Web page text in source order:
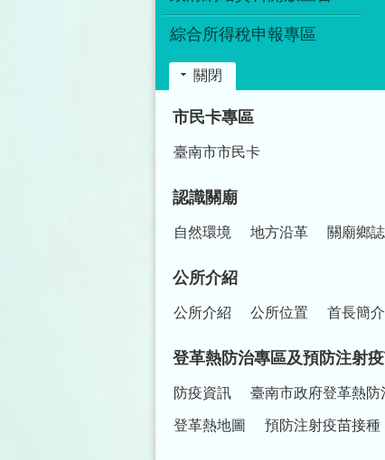
綜合所得稅申報專區
關閉
市民卡專區
臺南市市民卡
認識關廟
自然環境 地方沿革 關廟鄉誌
公所介紹
公所介紹 公所位置 首長簡介
登革熱防治專區及預防注射
防疫資訊 臺南市政府登革熱防
登革熱地圖 預防注射疫苗接種